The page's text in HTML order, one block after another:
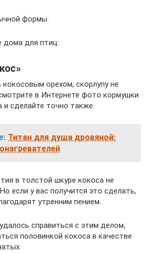
формы:
дома для птиц:
кокосовым орехом, скорлупу не
в Интернете фото кормушки
и сделайте точно также.
Титан для душа дровяной:
в толстой шкуре кокоса не
если у вас получится это сделать,
утренним пением.
справиться с этим делом,
половинкой кокоса в качестве